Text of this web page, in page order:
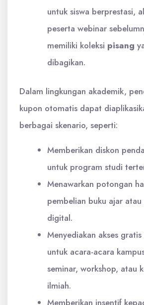
untuk siswa berprestasi,
peserta webinar
memiliki koleksi pisang
dibagikan.
Dalam lingkungan akademik,
kupon otomatis dapat
berbagai skenario, seperti:
Memberikan diskon
untuk program studi
Menawarkan potongan
pembelian buku ajar
digital.
Menyediakan akses
untuk acara-acara
seminar, workshop, atau
ilmiah.
Memberikan insentif